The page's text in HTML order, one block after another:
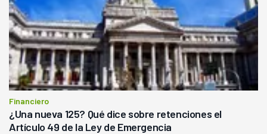
Financiero
¿Una nueva 125? Qué dice sobre retenciones el
Artículo 49 de la Ley de Emergencia